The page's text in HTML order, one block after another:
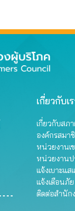
เกี่ยวกับเ
เกี่ยวกับสภ
องค์กรสมา
หน่วยงานเ
หน่วยงานป
แจ้งเบาะแ
แจ้งเตือนภัย
ติดต่อสำนัก